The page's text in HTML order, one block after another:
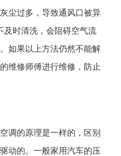
尘过多，导致通风口被异
及时清洗，会阻碍空气流
如果以上方法仍然不能解
维修师傅进行维修，防止
调的原理是一样的，区别
动的。一般家用汽车的压